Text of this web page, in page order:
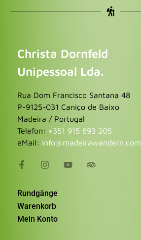
Christa Dornfeld
Unipessoal Lda.
Rua Dom Francisco Santana 48
P-9125-031 Caniço de Baixo
Madeira / Portugal
Telefon: +351 915 693 205
eMail: info@madeirawandern.com
Rundgänge
Warenkorb
Mein Konto